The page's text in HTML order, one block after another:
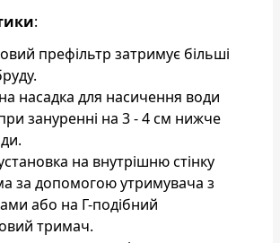
:
префільтр затримує більші
насадка для насичення води
зануренні на 3 - 4 см нижче
на внутрішню стінку
за допомогою утримувача з
або на Г-подібний
тримач.